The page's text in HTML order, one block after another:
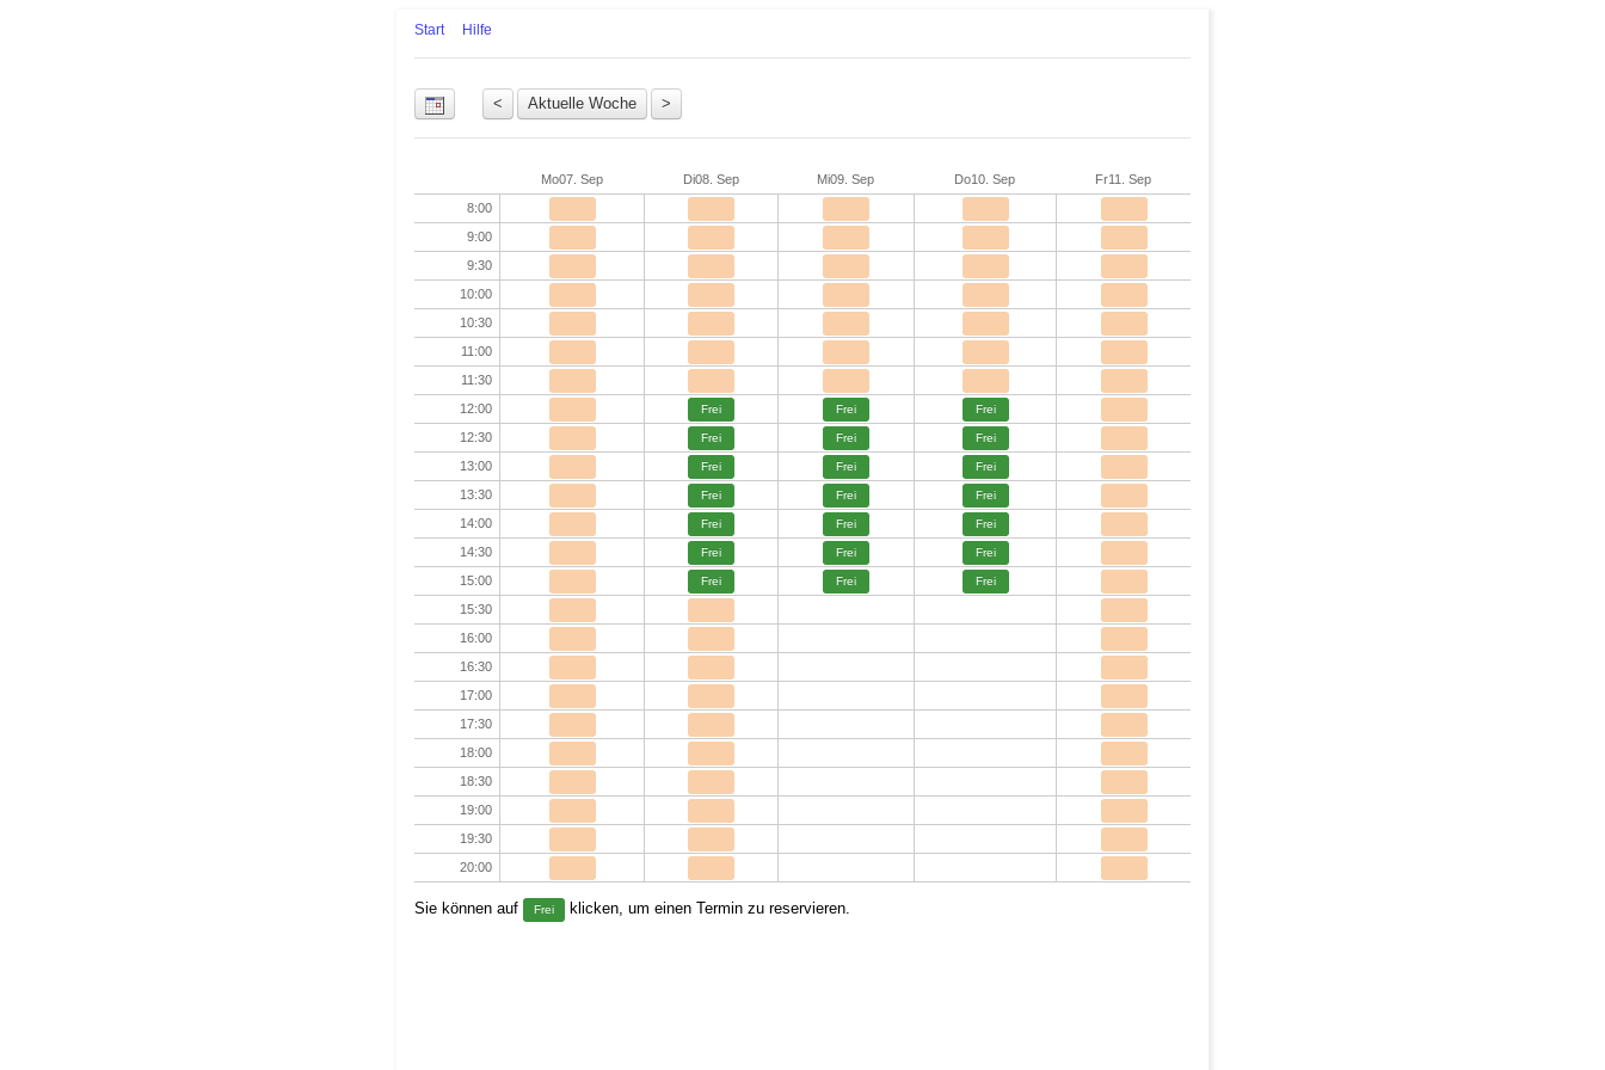
Start Hilfe
Mo07. Sep Di08. Sep Mi09. Sep Do10. Sep Fr11. Sep
8:00
9:00
9:30
10:00
10:30
11:00
11:30
12:00
Frei Frei Frei
12:30 Frei Frei Frei
13:00 Frei Frei Frei
13:30 Frei Frei Frei
14:00 Frei Frei Frei
14:30 Frei Frei Frei
15:00 Frei Frei Frei
15:30
16:00
16:30
17:00
17:30
18:00
18:30
19:00
19:30
20:00
Sie können auf Frei klicken, um einen Termin zu reservieren.